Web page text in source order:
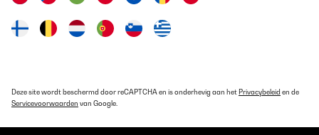
Deze site wordt beschermd door reCAPTCHA en is onderhevig aan het Privacybeleid en de
Servicevoorwaarden van Google.